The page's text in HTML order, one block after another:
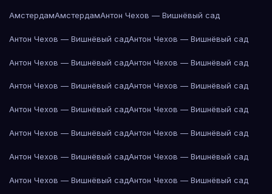
АмстердамАмстердамАнтон Чехов — Вишнёвый сад
Антон Чехов — Вишнёвый садАнтон Чехов — Вишнёвый сад
Антон Чехов — Вишнёвый садАнтон Чехов — Вишнёвый сад
Антон Чехов — Вишнёвый садАнтон Чехов — Вишнёвый сад
Антон Чехов — Вишнёвый садАнтон Чехов — Вишнёвый сад
Антон Чехов — Вишнёвый садАнтон Чехов — Вишнёвый сад
Антон Чехов — Вишнёвый садАнтон Чехов — Вишнёвый сад
Антон Чехов — Вишнёвый садАнтон Чехов — Вишнёвый сад